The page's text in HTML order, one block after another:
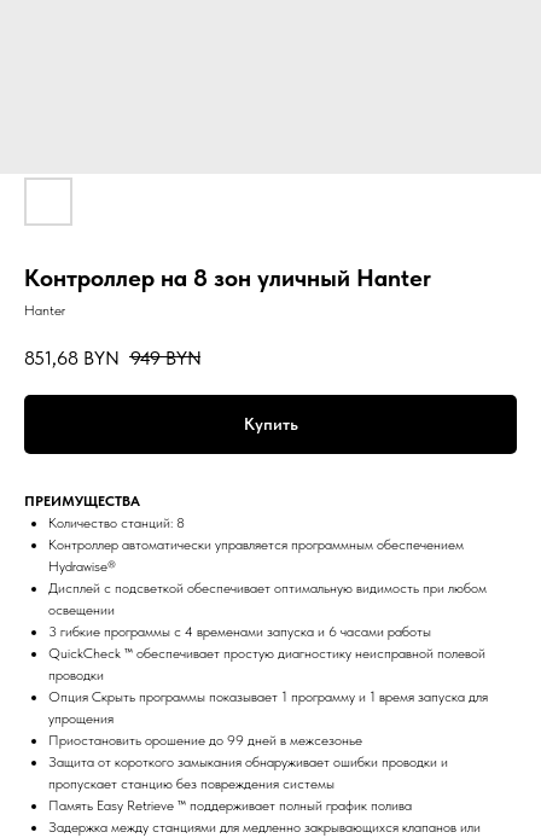
Контроллер на 8 зон уличный Hanter
Hanter
851,68 BYN 949 BYN
Купить
ПРЕИМУЩЕСТВА
Количество станций: 8
Контроллер автоматически управляется программным обеспечением
Hydrawise®
Дисплей с подсветкой обеспечивает оптимальную видимость при любом
освещении
3 гибкие программы с 4 временами запуска и 6 часами работы
QuickCheck ™ обеспечивает простую диагностику неисправной полевой
проводки
Опция Скрыть программы показывает 1 программу и 1 время запуска для
упрощения
Приостановить орошение до 99 дней в межсезонье
Защита от короткого замыкания обнаруживает ошибки проводки и
пропускает станцию без повреждения системы
Память Easy Retrieve ™ поддерживает полный график полива
Задержка между станциями для медленно закрывающихся клапанов или